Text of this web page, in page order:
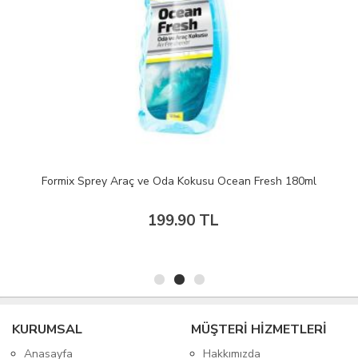
Formix Sprey Araç ve Oda Kokusu Ocean Fresh 180ml
199.90 TL
KURUMSAL
Anasayfa
MÜŞTERİ HİZMETLERİ
Hakkımızda